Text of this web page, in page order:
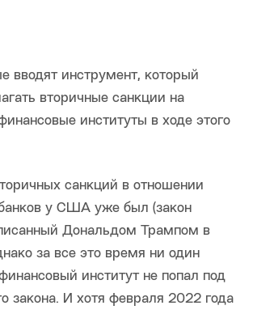
вводят инструмент, который
вторичные санкции на
институты в ходе этого
санкций в отношении
у США уже был (закон
Дональдом Трампом в
за все это время ни один
институт не попал под
закона. И хотя февраля 2022 года